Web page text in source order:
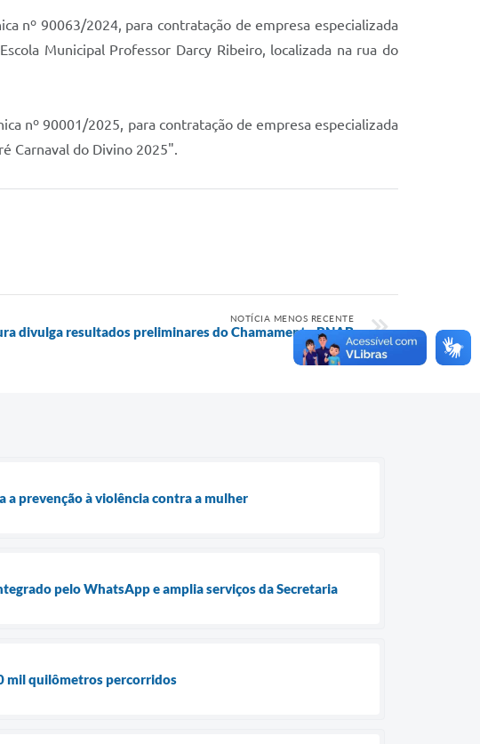
nº 90063/2024, para contratação de empresa especializada
Municipal Professor Darcy Ribeiro, localizada na rua do
nº 90001/2025, para contratação de empresa especializada
Carnaval do Divino 2025".
NOTÍCIA MENOS RECENTE
divulga resultados preliminares do Chamamento PNAB
a prevenção à violência contra a mulher
pelo WhatsApp e amplia serviços da Secretaria
mil quilômetros percorridos